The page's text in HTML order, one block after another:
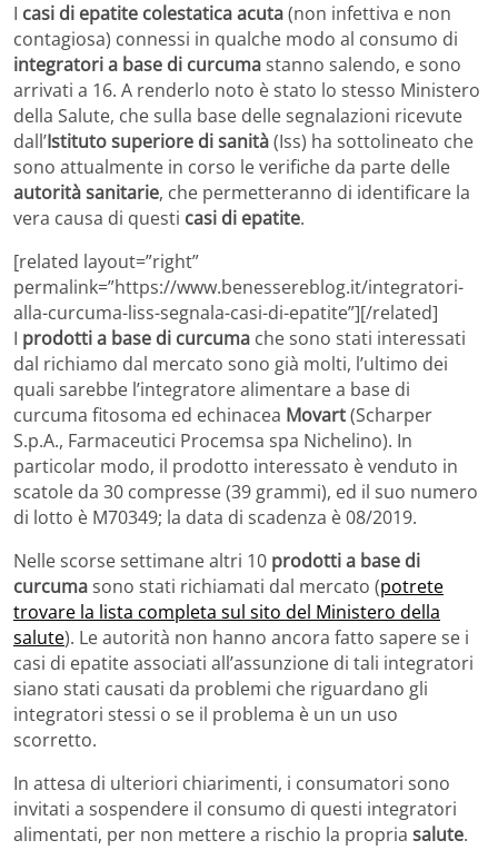
I casi di epatite colestatica acuta(non infettiva e non
contagiosa) connessi in qualche modo al consumo di
integratori a base di curcumastanno salendo, e sono
arrivati a 16. A renderlo noto è stato lo stesso Ministero
della Salute, che sulla base delle segnalazioni ricevute
dall’Istituto superiore di sanità(Iss) ha sottolineato che
sono attualmente in corso le verifiche da parte delle
autorità sanitarie, che permetteranno di identificare la
vera causa di questi casi di epatite.
[related layout=”right”
permalink=”https://www.benessereblog.it/integratori-
alla-curcuma-liss-segnala-casi-di-epatite”][/related]
I prodotti a base di curcuma che sono stati interessati
dal richiamo dal mercato sono già molti, l’ultimo dei
quali sarebbe l’integratore alimentare a base di
curcuma fitosoma ed echinacea Movart(Scharper
S.p.A., Farmaceutici Procemsa spa Nichelino). In
particolar modo, il prodotto interessato è venduto in
scatole da 30 compresse (39 grammi), ed il suo numero
di lotto è M70349; la data di scadenza è 08/2019.
Nelle scorse settimane altri 10 prodotti a base di
curcumasono stati richiamati dal mercato (potrete
trovare la lista completa sul sito del Ministero della
salute). Le autorità non hanno ancora fatto sapere se i
casi di epatite associati all’assunzione di tali integratori
siano stati causati da problemi che riguardano gli
integratori stessi o se il problema è un un uso
scorretto.
In attesa di ulteriori chiarimenti, i consumatori sono
invitati a sospendere il consumo di questi integratori
alimentati, per non mettere a rischio la propria salute.